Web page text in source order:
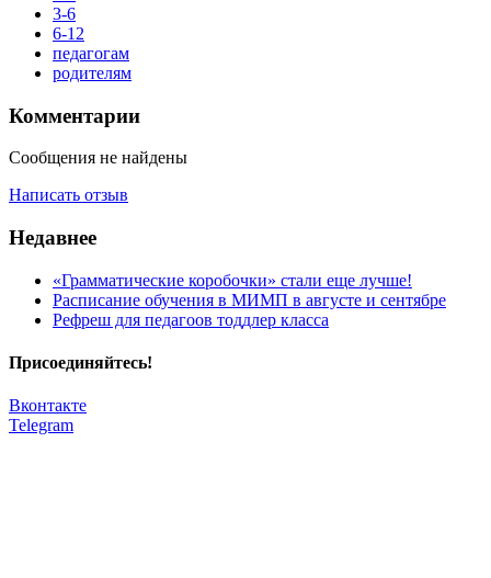
3-6
6-12
педагогам
родителям
Комментарии
Сообщения не найдены
Написать отзыв
Недавнее
«Грамматические коробочки» стали еще лучше!
Расписание обучения в МИМП в августе и сентябре
Рефреш для педагоов тоддлер класса
Присоединяйтесь!
Вконтакте
Telegram